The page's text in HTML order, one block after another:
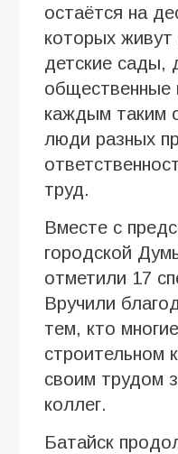
остаётся на
которых
детские сады,
общественные
каждым таким
люди разных
труд.
Вместе с
городской
отметили 17
Вручили
тем, кто
строительном
своим трудом
коллег.
Батайск